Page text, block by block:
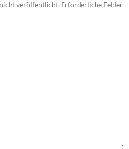
veröffentlicht. Erforderliche Felder